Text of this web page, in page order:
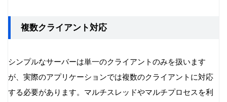
複数クライアント対応
シンプルなサーバーは単一のクライアントのみを扱います
が、実際のアプリケーションでは複数のクライアントに対応
する必要があります。マルチスレッドやマルチプロセスを利